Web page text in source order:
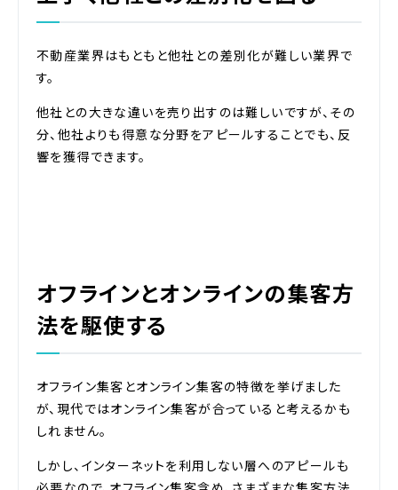
不動産業界はもともと他社との差別化が難しい業界で
す。
他社との大きな違いを売り出すのは難しいですが、その
分、他社よりも得意な分野をアピールすることでも、反
響を獲得できます。
オフラインとオンラインの集客方
法を駆使する
オフライン集客とオンライン集客の特徴を挙げました
が、現代ではオンライン集客が合っていると考えるかも
しれません。
しかし、インターネットを利用しない層へのアピールも